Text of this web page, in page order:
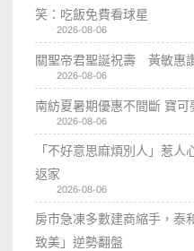
笑：吃飯免費看球星
2026-08-06
關聖帝君聖誕祝壽 黃敏惠
2026-08-06
南紡夏暑期優惠不間斷 寶
2026-08-06
「不好意思麻煩別人」惹
返家
2026-08-06
房市急凍多數建商縮手，泰
致美」逆勢翻盤